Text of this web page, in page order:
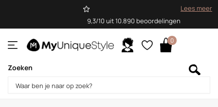
9,3/10 uit 10.890 beoordelingen
Lees meer
Zoeken
0